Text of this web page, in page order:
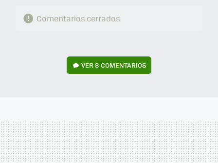
Comentarios cerrados
VER8 COMENTARIOS